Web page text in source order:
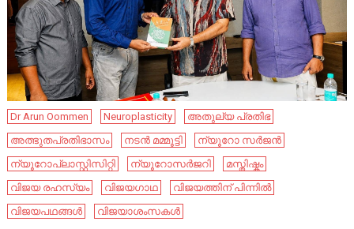
Dr Arun Oommen Neuroplasticity
അതുല്യ പ്രതിഭ
അത്ഭുതപ്രതിഭാസം
നടൻ മമ്മൂട്ടി
ന്യൂറോ സർജൻ
ന്യൂറോപ്ലാസ്റ്റിസിറ്റി
ന്യൂറോസർജറി
മസ്തിഷ്കം
വിജയ രഹസ്യം
വിജയഗാഥ
വിജയത്തിന് പിന്നിൽ
വിജയപഥങ്ങൾ
വിജയാശംസകൾ